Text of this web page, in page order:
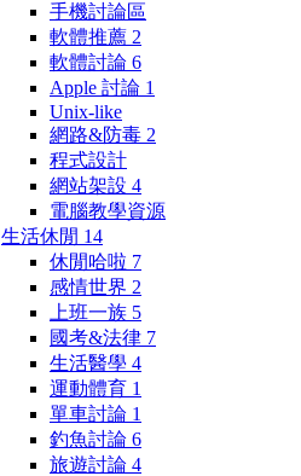
手機討論區
軟體推薦 2
軟體討論 6
Apple 討論 1
Unix-like
網路&防毒 2
程式設計
網站架設 4
電腦教學資源
生活休閒 14
休閒哈啦 7
感情世界 2
上班一族 5
國考&法律 7
生活醫學 4
運動體育 1
單車討論 1
釣魚討論 6
旅遊討論 4